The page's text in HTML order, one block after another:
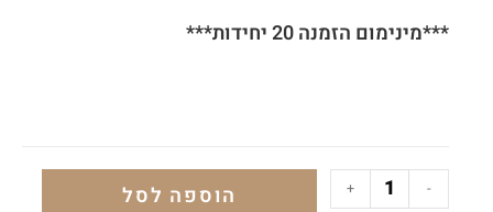
***מינימום הזמנה 20 יחידות***
-
+ הוספה לסל